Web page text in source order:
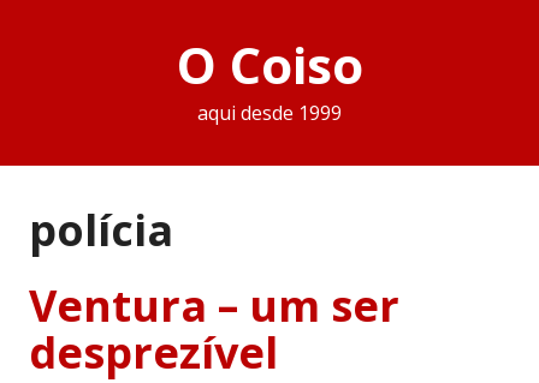
O Coiso
aqui desde 1999
polí­cia
Ventura – um ser
desprezível